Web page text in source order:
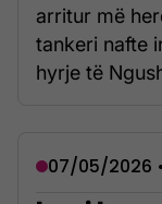
arritur më
tankeri nafte
hyrje të
07/05/2026